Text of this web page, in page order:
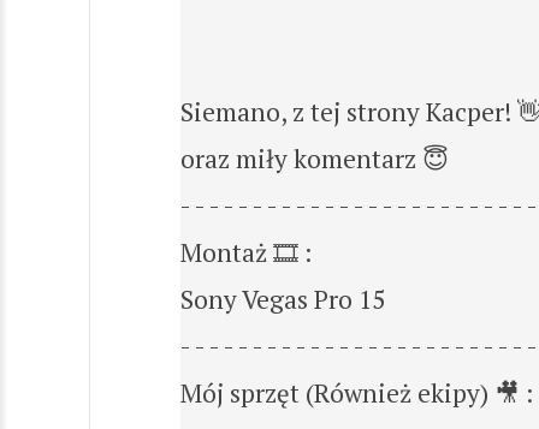
Siemano, z tej strony Kacper!
oraz miły komentarz 😇
- - - - - - - - - - - - - - - - - - - - - - - -
Montaż 🎞️ :
Sony Vegas Pro 15
- - - - - - - - - - - - - - - - - - - - - - - -
Mój sprzęt (Również ekipy) 🎥 :